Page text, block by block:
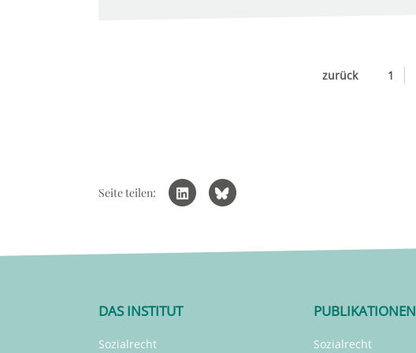
zurück 1
Seite teilen:
DAS INSTITUT
Sozialrecht
PUBLIKATIONEN
Sozialrecht